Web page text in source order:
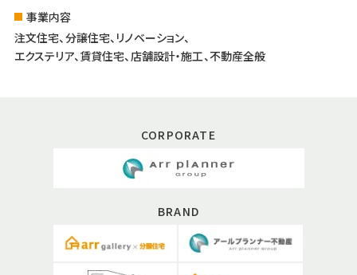
事業内容
注文住宅、分譲住宅、リノベーション、
エクステリア、賃貸住宅、店舗設計・施工、不動産全般
CORPORATE
BRAND